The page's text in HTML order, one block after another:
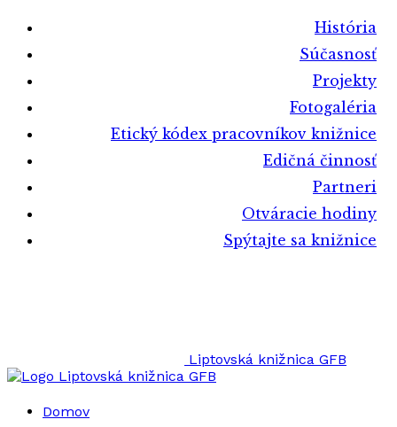
História
Súčasnosť
Projekty
Fotogaléria
Etický kódex pracovníkov knižnice
Edičná činnosť
Partneri
Otváracie hodiny
Spýtajte sa knižnice
Liptovská knižnica GFB
Liptovská knižnica GFB
Domov